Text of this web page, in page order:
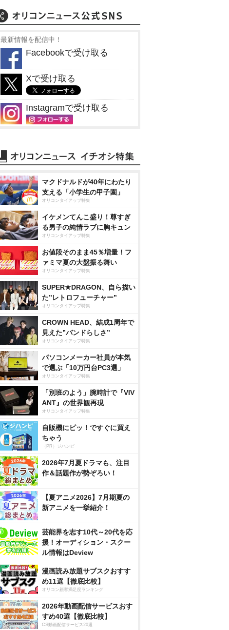
最新情報を配信中！
Facebookで受け取る
Xで受け取る
Instagramで受け取る
マクドナルドが40年にわたり
支える「小学生の甲子園」
オリコンタイアップ特集
イケメンてんこ盛り！尊すぎ
る男子の純情ラブに胸キュン
オリコンタイアップ特集
お値段そのまま45％増量！フ
ァミマ夏の大盤振る舞い
オリコンタイアップ特集
SUPER★DRAGON、自ら描い
た”レトロフューチャー”
オリコンタイアップ特集
CROWN HEAD、結成1周年で
見えた”バンドらしさ”
オリコンタイアップ特集
パソコンメーカー社員が本気
で選ぶ「10万円台PC3選」
オリコンタイアップ特集
「別班のよう」腕時計で『VIV
ANT』の世界観再現
オリコンタイアップ特集
自販機にピッ！ですぐに買え
ちゃう
（PR）ジハンピ
2026年7月夏ドラマも、注目
作＆話題作が勢ぞろい！
【夏アニメ2026】7月期夏の
新アニメを一挙紹介！
芸能界を志す10代～20代を応
援！オーディション・スクー
ル情報はDeview
漫画読み放題サブスクおすす
め11選【徹底比較】
オリコン顧客満足度ランキング
2026年動画配信サービスおす
すめ40選【徹底比較】
CS動画配信サービス20選